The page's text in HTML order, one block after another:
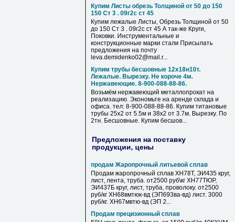
Купим Листы обрезь Толщиной от 50 до 150
150 Ст 3 . 09г2с ст 45
Купим лежалые Листы, Обрезь Толщиной от 50
до 150 Ст 3 . 09г2с ст 45 А так-же Круги,
Поковки. Инструментальные и
конструкционные марки стали Присылать
предложения на почту
leva.demidenko02@mail.r...
Купим трубы бесшовные 12х18н10т.
Лежалые. Вырезку. Не короче 4м.
Нержавеющие. 8-900-088-88-86.
Возьмём нержавеющий металлопрокат на
реализацию. Экономьте на аренде склада и
офиса. тел: 8-900-088-88-86. Купим титановые
трубы 25х2 от 5.5м и 38х2 от 3.7м. Вырезку. По
2тн. Бесшовные. Купим бесшов...
Предложения на поставку
продукции, цены
продам Жаропрочный литьевой сплав
Продам жаропрочный сплав ХН78Т, ЭИ435 круг,
лист, лента, труба. от2500 руб\кг ХН77ТЮР,
ЭИ437Б круг, лист, труба, проволоку. от2500
руб/кг ХН68вмтюк-вд (ЭП693ва-вд) лист. 3000
руб/кг. ХН67мвтю-вд (ЭП 2...
Продам прецизионный сплав